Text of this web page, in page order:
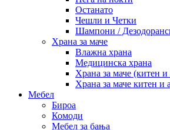
Останато
Чешли и Четки
Шампони /
Храна за маче
Влажна храна
Медицинска храна
Храна за маче (китен и
Храна за маче китен и
Мебел
Бироа
Комоди
Мебел за бања